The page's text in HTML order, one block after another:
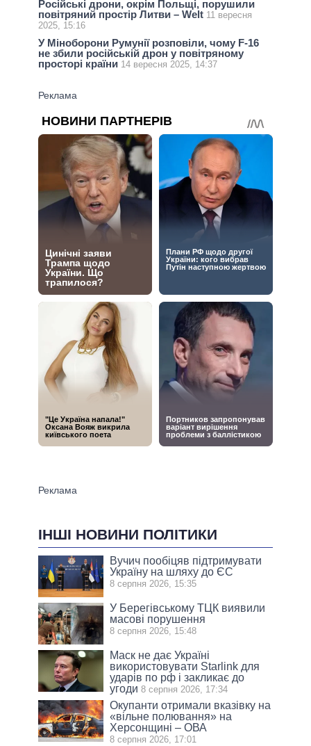
Російські дрони, окрім Польщі, порушили
повітряний простір Литви – Welt 11 вересня
2025, 15:16
У Міноборони Румунії розповіли, чому F-16
не збили російській дрон у повітряному
просторі країни 14 вересня 2025, 14:37
ІНШІ НОВИНИ ПОЛІТИКИ
Вучич пообіцяв підтримувати
Україну на шляху до ЄС
8 серпня 2026, 15:35
У Берегівському ТЦК виявили
масові порушення
8 серпня 2026, 15:48
Маск не дає Україні
використовувати Starlink для
ударів по рф і закликає до
угоди 8 серпня 2026, 17:34
Окупанти отримали вказівку на
«вільне полювання» на
Херсонщині – ОВА
8 серпня 2026, 17:01